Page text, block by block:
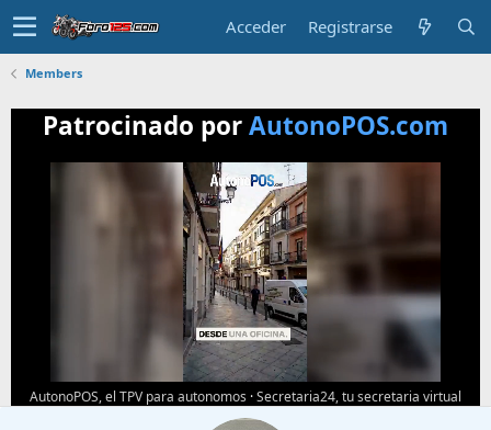
Acceder Registrarse
Members
Patrocinado porAutonoPOS.com
AutonoPOS, el TPV para autonomos ·Secretaria24, tu secretaria virtual